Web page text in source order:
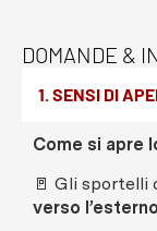
DOMANDE &
1. SENSI DI
Come si apre
🚪 Gli sportelli
verso l’esterno